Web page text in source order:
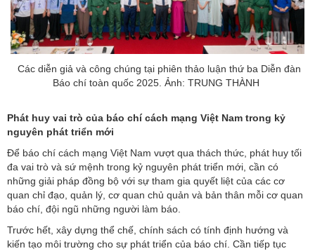
Các diễn giả và công chúng tại phiên thảo luận thứ ba Diễn đàn
Báo chí toàn quốc 2025. Ảnh: TRUNG THÀNH
Phát huy vai trò của báo chí cách mạng Việt Nam trong kỷ
nguyên phát triển mới
Để báo chí cách mạng Việt Nam vượt qua thách thức, phát huy tối
đa vai trò và sứ mệnh trong kỷ nguyên phát triển mới, cần có
những giải pháp đồng bộ với sự tham gia quyết liệt của các cơ
quan chỉ đạo, quản lý, cơ quan chủ quản và bản thân mỗi cơ quan
báo chí, đội ngũ những người làm báo.
Trước hết, xây dựng thể chế, chính sách có tính định hướng và
kiến tạo môi trường cho sự phát triển của báo chí. Cần tiếp tục